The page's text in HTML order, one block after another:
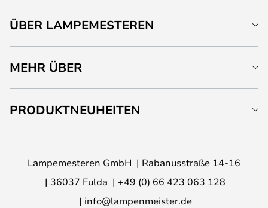
ÜBER LAMPEMESTEREN
MEHR ÜBER
PRODUKTNEUHEITEN
Lampemesteren GmbH
Rabanusstraße 14-16
36037 Fulda
+49 (0) 66 423 063 128
info@lampenmeister.de